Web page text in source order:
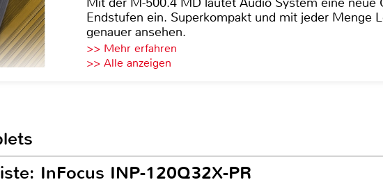
Endstufen ein. Superkompakt und mit jeder Menge
genauer ansehen.
>> Mehr erfahren
>> Alle anzeigen
InFocus INP-120Q32X-PR